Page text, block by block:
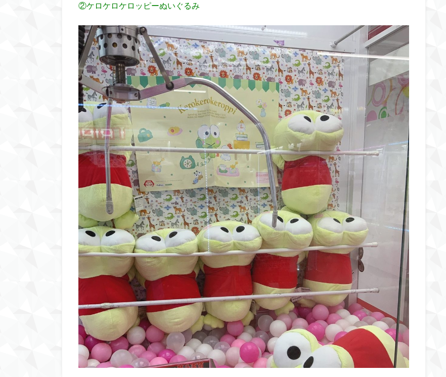
②ケロケロケロッピーぬいぐるみ